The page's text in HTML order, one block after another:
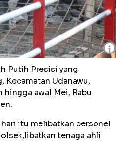
i
Putih Presisi yang
Kecamatan Udanawu,
awal Mei, Rabu
itu melibatkan personel
tenaga ahli